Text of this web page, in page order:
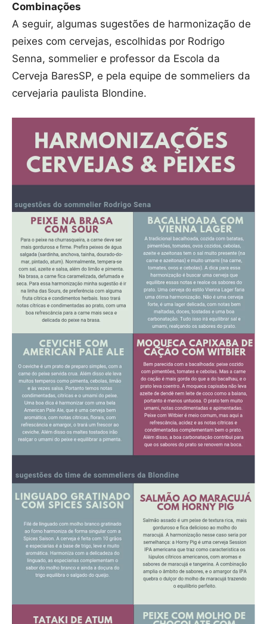
Combinações
A seguir, algumas sugestões de harmonização de
peixes com cervejas, escolhidas por Rodrigo
Senna, sommelier e professor da Escola da
Cerveja BaresSP, e pela equipe de sommeliers da
cervejaria paulista Blondine.